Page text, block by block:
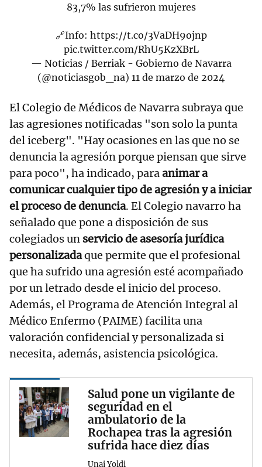
83,7% las sufrieron mujeres
🔗Info: https://t.co/3VaDH9ojnp
pic.twitter.com/RhU5KzXBrL
— Noticias / Berriak - Gobierno de Navarra
(@noticiasgob_na) 11 de marzo de 2024
El Colegio de Médicos de Navarra subraya que
las agresiones notificadas "son solo la punta
del iceberg". "Hay ocasiones en las que no se
denuncia la agresión porque piensan que sirve
para poco", ha indicado, paraanimar a
comunicar cualquier tipo de agresión y a iniciar
el proceso de denuncia. El Colegio navarro ha
señalado que pone a disposición de sus
colegiados un servicio de asesoría jurídica
personalizadaque permite que el profesional
que ha sufrido una agresión esté acompañado
por un letrado desde el inicio del proceso.
Además, el Programa de Atención Integral al
Médico Enfermo (PAIME) facilita una
valoración confidencial y personalizada si
necesita, además, asistencia psicológica.
Salud pone un vigilante de
seguridad en el
ambulatorio de la
Rochapea tras la agresión
sufrida hace diez días
Unai Yoldi